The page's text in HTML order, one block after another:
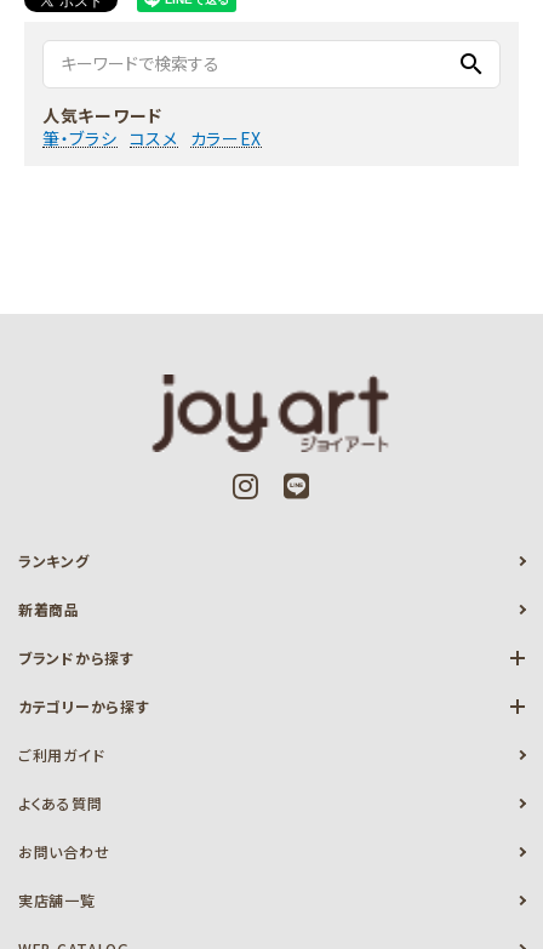
search
人気キーワード
筆・ブラシ コスメ カラーEX
ランキング
新着商品
ブランドから探す
カテゴリーから探す
ご利用ガイド
よくある質問
お問い合わせ
実店舗一覧